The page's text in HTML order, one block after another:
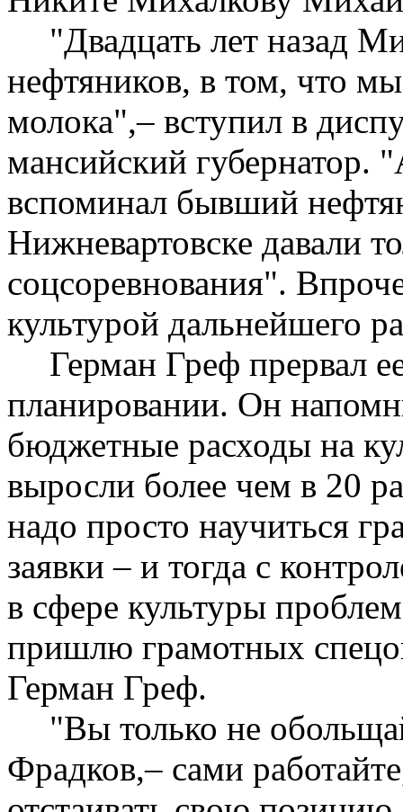
"Двадцать лет назад
нефтяников, в том, что
молока",– вступил в
мансийский губернатор.
вспоминал бывший
Нижневартовске давали
соцсоревнования".
культурой дальнейшего
Герман Греф прервал
планировании. Он
бюджетные расходы на
выросли более чем в 20
надо просто научиться
заявки – и тогда с
в сфере культуры
пришлю грамотных
Герман Греф.
"Вы только не
Фрадков,– сами